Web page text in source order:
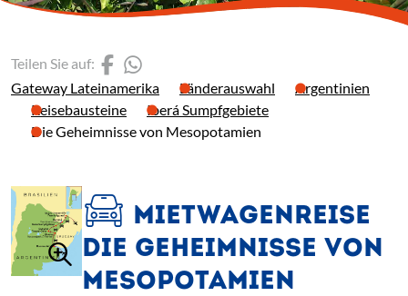
Gateway Lateinamerika Länderauswahl
Argentinien
Reisebausteine
Iberá Sumpfgebiete
Die Geheimnisse von Mesopotamien
Teilen Sie auf: (Link öffnet einen neuen
MIETWAGENREISE
DIE GEHEIMNISSE VON
MESOPOTAMIEN